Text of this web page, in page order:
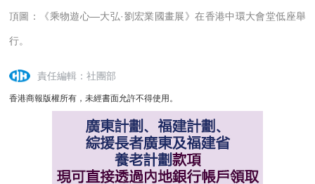
頂圖： 《乘物遊心—大弘·劉宏業國畫展》在香港中環大會堂低座舉
行。
責任編輯：社團部
香港商報版權所有，未經書面允許不得使用。